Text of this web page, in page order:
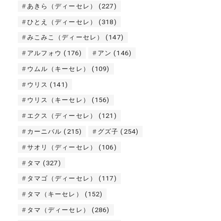
あきら（ディーセレ） (227)
ひとえ（ディーセレ） (318)
みこみこ（ディーセレ） (147)
アルフォウ (176) アン (146)
ウムル（キーセレ） (109)
ウリス (141)
ウリス（キーセレ） (156)
エクス（ディーセレ） (121)
カーニバル (215) グズ子 (254)
サオリ（ディーセレ） (106)
タマ (327)
タマゴ（ディーセレ） (117)
タマ（キーセレ） (152)
タマ（ディーセレ） (286)